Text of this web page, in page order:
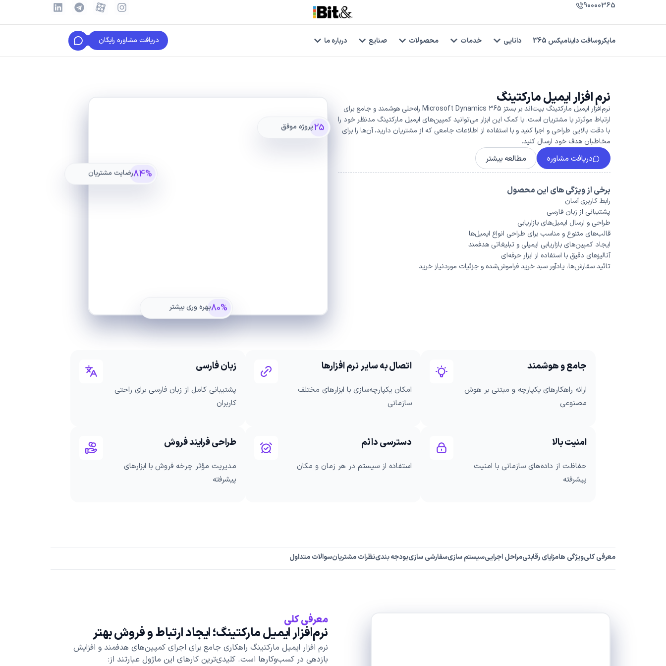
90000365
مایکروسافت داینامیکس 365 دانایی خدمات محصولات صنایع درباره ما دریافت مشاوره رایگان
نرم افزار ایمیل مارکتینگ
نرم‌افزار ایمیل مارکتینگ بیت‌اند بر بستز Microsoft Dynamics 365 راه‌حلی هوشمند و جامع برای
ارتباط موثرتر با مشتریان است. با کمک این ابزار می‌توانید کمپین‌های ایمیل مارکتینگ مدنظر خود را
با دقت بالایی طراحی و اجرا کنید و با استفاده از اطلاعات جامعی که از مشتریان دارید، آن‌ها را برای
مخاطبان هدف خود ارسال کنید.
دریافت مشاوره مطالعه بیشتر
برخی از ویژگی های این محصول
رابط کاربری آسان
پشتیبانی از زبان فارسی
طراحی و ارسال ایمیل‌های بازاریابی
قالب‌های متنوع و مناسب برای طراحی انواع ایمیل‌ها
ایجاد کمپین‌های بازاریابی ایمیلی و تبلیغاتی هدفمند
آنالیزهای دقیق با استفاده از ابزار حرفه‌ای
تائید سفارش‌ها، یادآور سبد خرید فراموش‌شده و جزئیات موردنیاز خرید
25پروژه موفق
84%رضایت مشتریان
80%بهره وری بیشتر
جامع و هوشمند
ارائه راهکارهای یکپارچه و مبتنی بر هوش
مصنوعی
اتصال به سایر نرم افزارها
امکان یکپارچه‌سازی با ابزارهای مختلف
سازمانی
زبان فارسی
پشتیبانی کامل از زبان فارسی برای راحتی
کاربران
امنیت بالا
حفاظت از داده‌های سازمانی با امنیت
پیشرفته
دسترسی دائم
استفاده از سیستم در هر زمان و مکان
طراحی فرایند فروش
مدیریت مؤثر چرخه فروش با ابزارهای
پیشرفته
معرفی کلیویژگی هامزایای رقابتیمراحل اجراییسیستم سازیسفارشی سازیبودجه بندینظرات مشتریانسوالات متداول
معرفی کلی
نرم‌افزار ایمیل مارکتینگ؛ ایجاد ارتباط و فروش بهتر
نرم افزار ایمیل مارکتینگ راهکاری جامع برای اجرای کمپین‌های هدفمند و افزایش
بازدهی در کسب‌وکارها است. کلیدی‌ترین کارهای این ماژول عبارتند از: